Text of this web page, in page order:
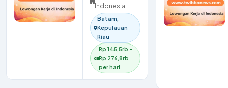
Indonesia
Batam,
Kepulauan
Riau
Rp 145,5rb –
Rp 276,8rb
per hari